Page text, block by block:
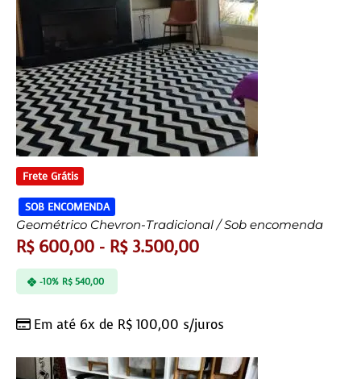
Frete Grátis
SOB ENCOMENDA
Geométrico Chevron-Tradicional / Sob encomenda
R$600,00 - R$3.500,00
Em até 6x de R$ 100,00 s/juros
-10% R$540,00